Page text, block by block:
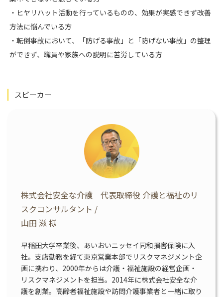
・ヒヤリハット活動を行っているものの、効果が実感できず改善
方法に悩んでいる方
・転倒事故において、「防げる事故」と「防げない事故」の整理
ができず、職員や家族への説明に苦労している方
スピーカー
株式会社安全な介護 代表取締役 介護と福祉のリ
スクコンサルタント /
山田 滋 様
早稲田大学卒業後、あいおいニッセイ同和損害保険に入
社。支店勤務を経て東京営業本部でリスクマネジメント企
画に携わり、2000年からは介護・福祉施設の経営企画・
リスクマネジメントを担当。2014年に株式会社安全な介
護を創業。高齢者福祉施設や訪問介護事業者と一緒に取り